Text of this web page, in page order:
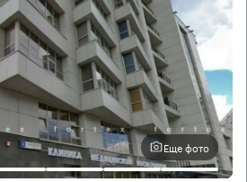
Еще фото